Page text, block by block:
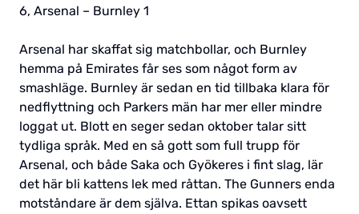
6, Arsenal – Burnley 1
Arsenal har skaffat sig matchbollar, och Burnley
hemma på Emirates får ses som något form av
smashläge. Burnley är sedan en tid tillbaka klara för
nedflyttning och Parkers män har mer eller mindre
loggat ut. Blott en seger sedan oktober talar sitt
tydliga språk. Med en så gott som full trupp för
Arsenal, och både Saka och Gyökeres i fint slag, lär
det här bli kattens lek med råttan. The Gunners enda
motståndare är dem själva. Ettan spikas oavsett